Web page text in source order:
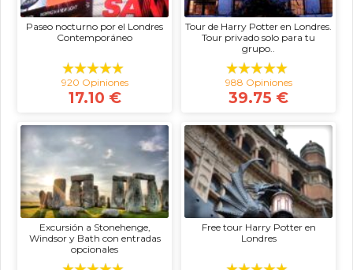
Paseo nocturno por el Londres
Contemporáneo
920 Opiniones
17.10 €
Tour de Harry Potter en Londres.
Tour privado solo para tu
grupo..
988 Opiniones
39.75 €
Excursión a Stonehenge,
Windsor y Bath con entradas
opcionales
Free tour Harry Potter en
Londres